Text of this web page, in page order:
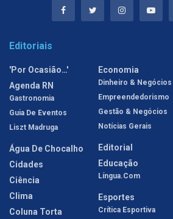
Editoriais
'Por Ocasião…'
Agenda RN
Gastronomia
Guia De Eventos
Liszt Madruga
Água De Chocalho
Cidades
Ciência
Clima
Coluna Torta
Economia
Dinheiro & Negócios
Empreendedorismo
Gestão & Negócios
Notícias Gerais
Editorial
Educação
Língua.com
Esportes
Crítica Esportiva